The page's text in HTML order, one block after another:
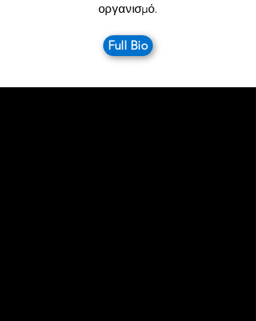
οργανισμό.
Full Bio